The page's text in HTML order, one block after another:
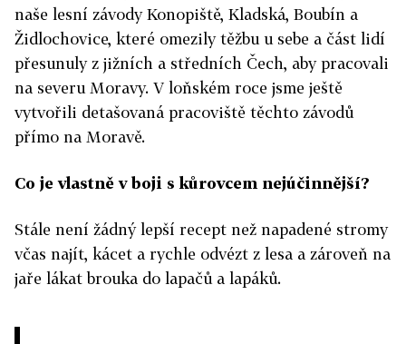
naše lesní závody Konopiště, Kladská, Boubín a
Židlochovice, které omezily těžbu u sebe a část lidí
přesunuly z jižních a středních Čech, aby pracovali
na severu Moravy. V loňském roce jsme ještě
vytvořili detašovaná pracoviště těchto závodů
přímo na Moravě.
Co je vlastně v boji s kůrovcem nejúčinnější?
Stále není žádný lepší recept než napadené stromy
včas najít, kácet a rychle odvézt z lesa a zároveň na
jaře lákat brouka do lapačů a lapáků.